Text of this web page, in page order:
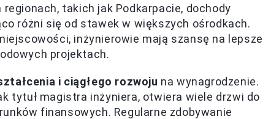
takich jak Podkarpacie, dochody
różni się od stawek w większych ośrodkach.
inżynierowie mają szansę na lepsze
projektach.
i ciągłego rozwoju na wynagrodzenie.
tytuł magistra inżyniera, otwiera wiele drzwi do
finansowych. Regularne zdobywanie